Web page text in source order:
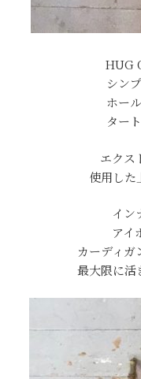
HUG
シン
ホー
ター
エクス
使用した
イン
アイ
カーディガ
最大限に活